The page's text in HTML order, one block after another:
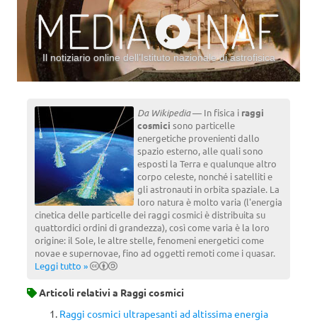
Il notiziario online dell’Istituto nazionale di astrofisica
Da Wikipedia— In fisica i raggi
cosmici sono particelle
energetiche provenienti dallo
spazio esterno, alle quali sono
esposti la Terra e qualunque altro
corpo celeste, nonché i satelliti e
gli astronauti in orbita spaziale. La
loro natura è molto varia (l'energia
cinetica delle particelle dei raggi cosmici è distribuita su
quattordici ordini di grandezza), così come varia è la loro
origine: il Sole, le altre stelle, fenomeni energetici come
novae e supernovae, fino ad oggetti remoti come i quasar.
Leggi tutto »
Articoli relativi a Raggi cosmici
Raggi cosmici ultrapesanti ad altissima energia